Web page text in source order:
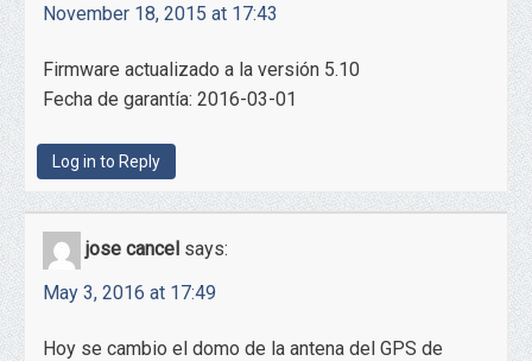
November 18, 2015 at 17:43
Firmware actualizado a la versión 5.10
Fecha de garantía: 2016-03-01
Log in to Reply
jose cancel says:
May 3, 2016 at 17:49
Hoy se cambio el domo de la antena del GPS de